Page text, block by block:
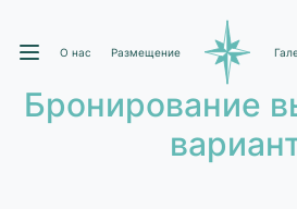
О нас Размещение
Бронирование